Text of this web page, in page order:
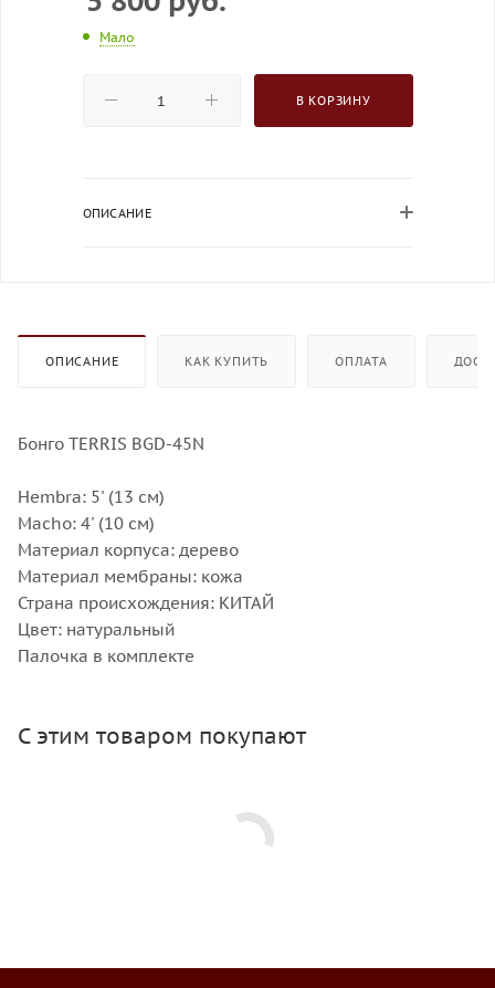
Мало
В КОРЗИНУ
ОПИСАНИЕ
ОПИСАНИЕ КАК КУПИТЬ ОПЛАТА
Бонго TERRIS BGD-45N
Hembra: 5' (13 см)
Macho: 4' (10 см)
Материал корпуса: дерево
Материал мембраны: кожа
Страна происхождения: КИТАЙ
Цвет: натуральный
Палочка в комплекте
С этим товаром покупают